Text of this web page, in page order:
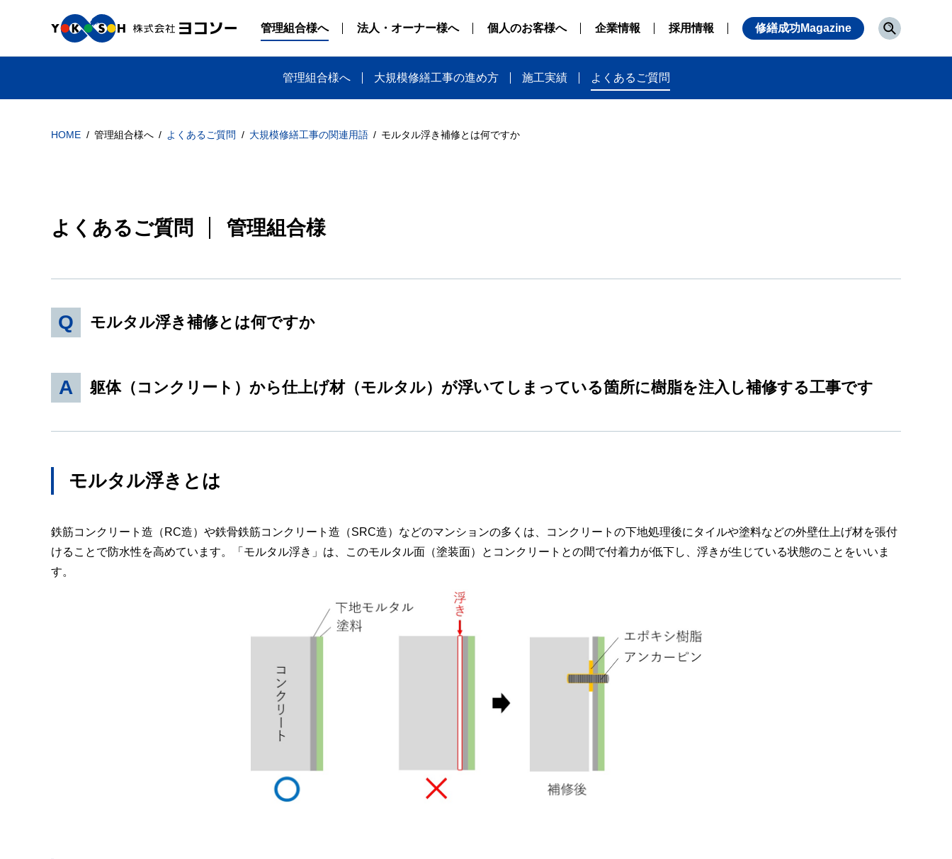
管理組合様へ 法人・オーナー様へ 個人のお客様へ 企業情報 採用情報 修繕成功Magazine
管理組合様へ 大規模修繕工事の進め方 施工実績 よくあるご質問
HOME 管理組合様へ よくあるご質問 大規模修繕工事の関連用語 モルタル浮き補修とは何ですか
よくあるご質問 管理組合様
モルタル浮き補修とは何ですか
躯体（コンクリート）から仕上げ材（モルタル）が浮いてしまっている箇所に樹脂を注入し補修する工事です
モルタル浮きとは
鉄筋コンクリート造（RC造）や鉄骨鉄筋コンクリート造（SRC造）などのマンションの多くは、コンクリートの下地処理後にタイルや塗料などの外壁仕上げ材を張付
けることで防水性を高めています。「モルタル浮き」は、このモルタル面（塗装面）とコンクリートとの間で付着力が低下し、浮きが生じている状態のことをいいま
す。